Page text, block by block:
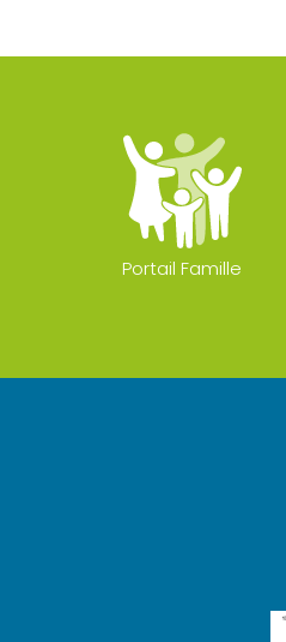
Portail Famille